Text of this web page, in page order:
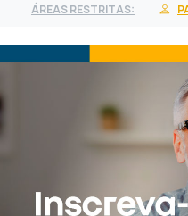
ÁREAS RESTRITAS: